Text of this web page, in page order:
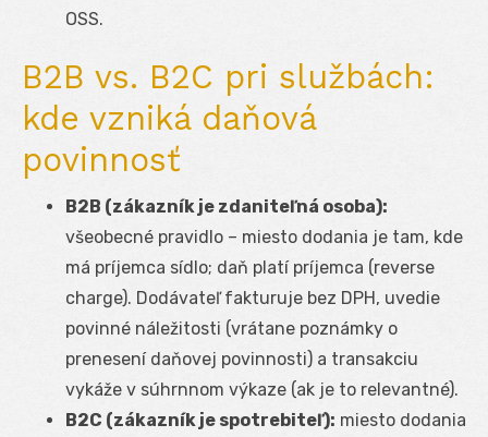
OSS.
B2B vs. B2C pri službách:
kde vzniká daňová
povinnosť
B2B (zákazník je zdaniteľná osoba):
všeobecné pravidlo – miesto dodania je tam, kde
má príjemca sídlo; daň platí príjemca (reverse
charge). Dodávateľ fakturuje bez DPH, uvedie
povinné náležitosti (vrátane poznámky o
prenesení daňovej povinnosti) a transakciu
vykáže v súhrnnom výkaze (ak je to relevantné).
B2C (zákazník je spotrebiteľ): miesto dodania